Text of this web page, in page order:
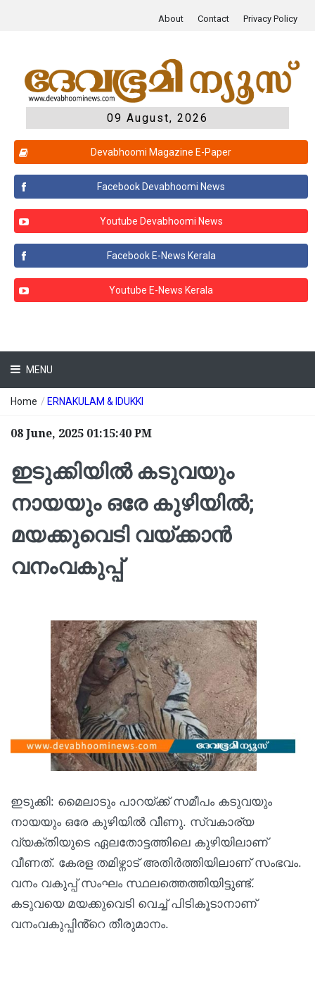
About Contact Privacy Policy
09 August, 2026
Devabhoomi Magazine E-Paper
Facebook Devabhoomi News
Youtube Devabhoomi News
Facebook E-News Kerala
Youtube E-News Kerala
MENU
Home / ERNAKULAM & IDUKKI
08 June, 2025 01:15:40 PM
ഇടുക്കിയിൽ കടുവയും
നായയും ഒരേ കുഴിയിൽ;
മയക്കുവെടി വയ്ക്കാൻ
വനംവകുപ്പ്
ഇടുക്കി: മൈലാടും പാറയ്ക്ക് സമീപം കടുവയും
നായയും ഒരേ കുഴിയിൽ വീണു. സ്വകാര്യ
വ്യക്തിയുടെ ഏലതോട്ടത്തിലെ കുഴിയിലാണ്
വീണത്. കേരള തമിഴ്നാട് അതിർത്തിയിലാണ് സംഭവം.
വനം വകുപ്പ് സംഘം സ്ഥലത്തെത്തിയിട്ടുണ്ട്.
കടുവയെ മയക്കുവെടി വെച്ച് പിടികൂടാനാണ്
വനംവകുപ്പിൻ്റെ തീരുമാനം.